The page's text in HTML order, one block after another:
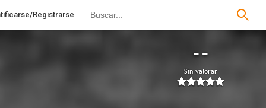
Registrarse
--
Sin valorar